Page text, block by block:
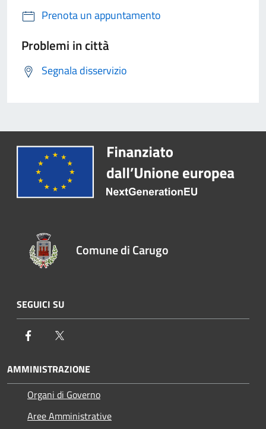
Prenota un appuntamento
Problemi in città
Segnala disservizio
Comune di Carugo
SEGUICI SU
Facebook
AMMINISTRAZIONE
Organi di Governo
Aree Amministrative